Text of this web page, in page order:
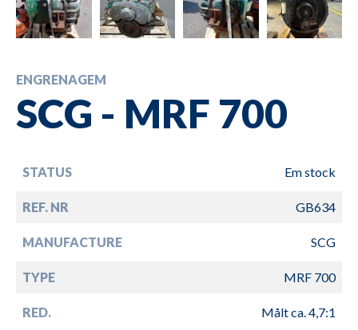
ENGRENAGEM
SCG - MRF 700
STATUS Em stock
REF. NR GB634
MANUFACTURE SCG
TYPE MRF 700
RED. Målt ca. 4,7:1